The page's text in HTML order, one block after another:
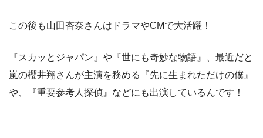
この後も山田杏奈さんはドラマやCMで大活躍！
『スカッとジャパン』や『世にも奇妙な物語』、最近だと
嵐の櫻井翔さんが主演を務める『先に生まれただけの僕』
や、『重要参考人探偵』などにも出演しているんです！